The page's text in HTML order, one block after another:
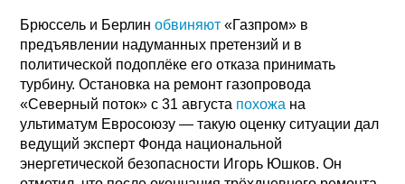
Брюссель и Берлинобвиняют «Газпром» в
предъявлении надуманных претензий и в
политической подоплёке его отказа принимать
турбину. Остановка на ремонт газопровода
«Северный поток» с 31 августа похожа на
ультиматум Евросоюзу — такую оценку ситуации дал
ведущий эксперт Фонда национальной
энергетической безопасности Игорь Юшков. Он